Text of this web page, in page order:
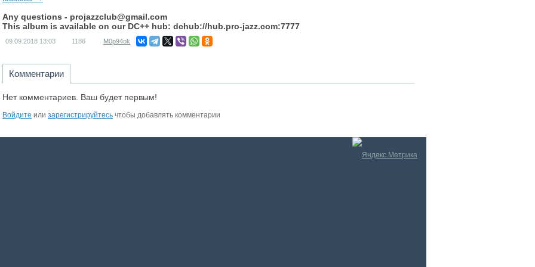
Any questions - projazzclub@gmail.com
This album is available on our DC++ hub: dchub://hub.pro-jazz.com:7777
09.09.2018 13:03 1186 M0p94ok
Комментарии
Нет комментариев. Ваш будет первым!
Войдите или зарегистрируйтесь чтобы добавлять комментарии